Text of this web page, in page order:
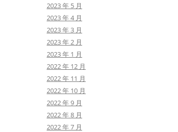
2023 年 5 月
2023 年 4 月
2023 年 3 月
2023 年 2 月
2023 年 1 月
2022 年 12 月
2022 年 11 月
2022 年 10 月
2022 年 9 月
2022 年 8 月
2022 年 7 月